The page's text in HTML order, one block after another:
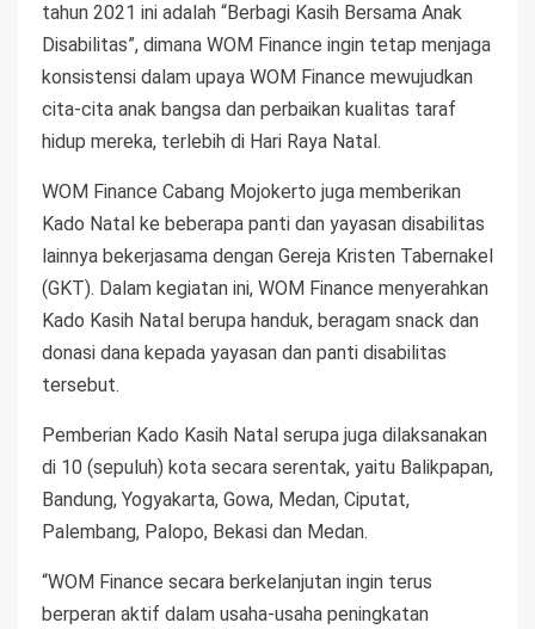
tahun 2021 ini adalah “Berbagi Kasih Bersama Anak
Disabilitas”, dimana WOM Finance ingin tetap menjaga
konsistensi dalam upaya WOM Finance mewujudkan
cita-cita anak bangsa dan perbaikan kualitas taraf
hidup mereka, terlebih di Hari Raya Natal.
WOM Finance Cabang Mojokerto juga memberikan
Kado Natal ke beberapa panti dan yayasan disabilitas
lainnya bekerjasama dengan Gereja Kristen Tabernakel
(GKT). Dalam kegiatan ini, WOM Finance menyerahkan
Kado Kasih Natal berupa handuk, beragam snack dan
donasi dana kepada yayasan dan panti disabilitas
tersebut.
Pemberian Kado Kasih Natal serupa juga dilaksanakan
di 10 (sepuluh) kota secara serentak, yaitu Balikpapan,
Bandung, Yogyakarta, Gowa, Medan, Ciputat,
Palembang, Palopo, Bekasi dan Medan.
“WOM Finance secara berkelanjutan ingin terus
berperan aktif dalam usaha-usaha peningkatan